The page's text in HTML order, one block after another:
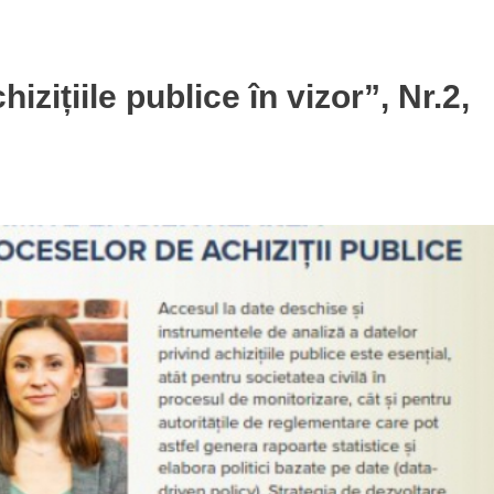
publice în vizor”, Nr.2,